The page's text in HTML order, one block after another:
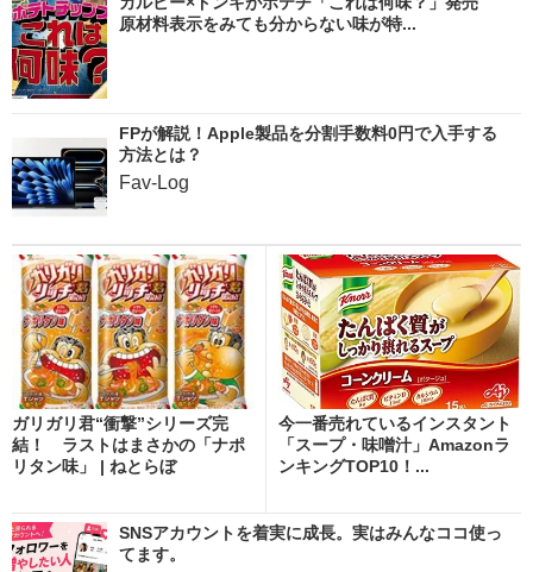
原材料表示をみても分からない味が特...
FPが解説！Apple製品を分割手数料0円で入手する
方法とは？
Fav-Log
ガリガリ君“衝撃”シリーズ完
結！ ラストはまさかの「ナポ
リタン味」 | ねとらぼ
今一番売れているインスタント
「スープ・味噌汁」Amazonラ
ンキングTOP10！...
SNSアカウントを着実に成長。実はみんなココ使っ
てます。